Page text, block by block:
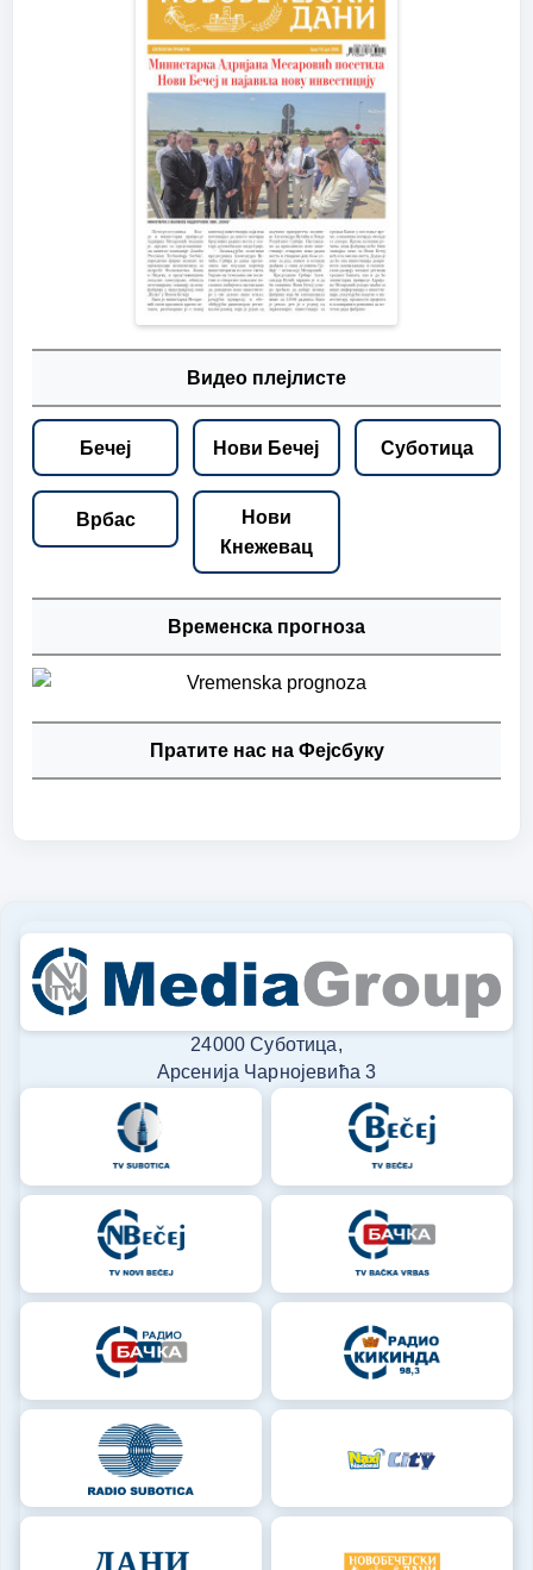
Видео плејлисте
Бечеј Нови Бечеј Суботица
Врбас
Нови
Кнежевац
Временска прогноза
Пратите нас на Фејсбуку
24000 Суботица,
Арсенија Чарнојевића 3